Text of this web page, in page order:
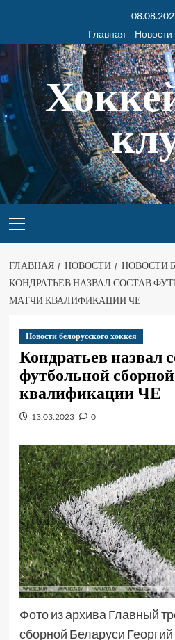
Главная
Новости
ГЛАВНАЯ НОВОСТИ
НОВОСТИ
КОНДРАТЬЕВ НАЗВАЛ СОСТАВ
МАТЧИ КВАЛИФИКАЦИИ ЧЕ
Новости белорусского хоккея
Кондратьев назвал
футбольной
квалификации ЧЕ
13.03.2023 0
Фото из архива Главный
сборной Беларуси